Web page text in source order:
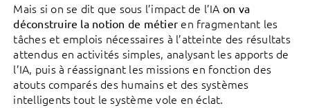
Mais si on se dit que sous l’impact de l’IA on va
déconstruire la notion de métier en fragmentant les
tâches et emplois nécessaires à l’atteinte des résultats
attendus en activités simples, analysant les apports de
l’IA, puis à réassignant les missions en fonction des
atouts comparés des humains et des systèmes
intelligents tout le système vole en éclat.